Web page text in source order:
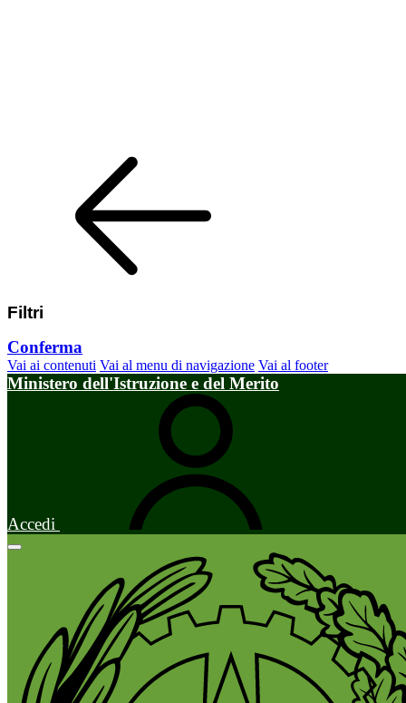
Filtri
Conferma
Vai ai contenuti Vai al menu di navigazione Vai al footer
Ministero dell'Istruzione e del Merito
Accedi